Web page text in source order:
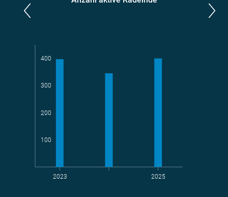
2023 2025
100
200
300
400